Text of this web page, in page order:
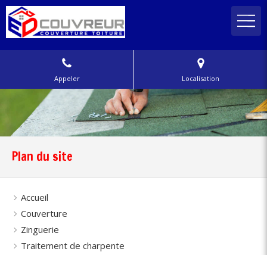
Appeler Localisation
Plan du site
Accueil
Couverture
Zinguerie
Traitement de charpente